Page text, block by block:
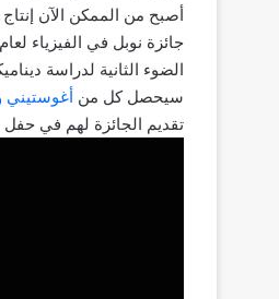
أصبح من الممكن الآن
الضوء الثانية لدراسة
سيحصل كل من أغوستيني
تقديم الجائزة لهم في حفل في